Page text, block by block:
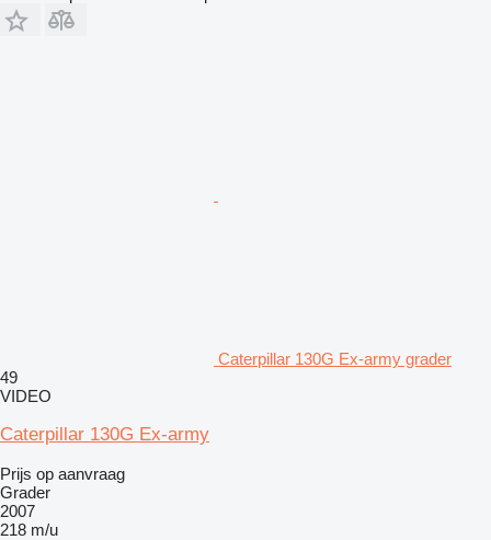
Caterpillar 130G Ex-army grader
49
VIDEO
Caterpillar 130G Ex-army
Prijs op aanvraag
Grader
2007
218 m/u